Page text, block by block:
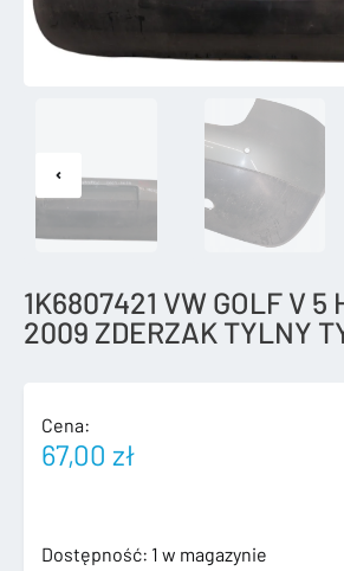
1K6807421 VW GOLF V 5
2009 ZDERZAK TYLNY
Cena:
67,00 zł
Dostępność: 1 w magazynie
ilość